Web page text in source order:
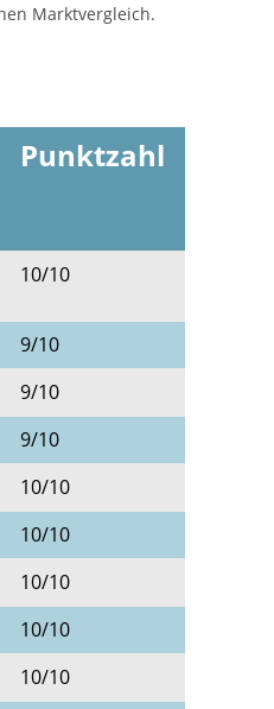
Marktvergleich.
Punktzahl
10/10
9/10
9/10
9/10
10/10
10/10
10/10
10/10
10/10